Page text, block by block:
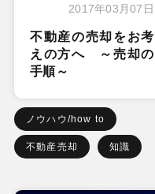
2017年03月07日
不動産の売却をお考
えの方へ ～売却の
手順～
ノウハウ/how to
不動産売却 知識